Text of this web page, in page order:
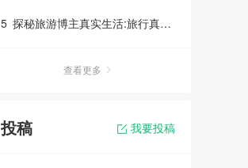
5 探秘旅游博主真实生活:旅行真没太多惊险！
查看更多
投稿 我要投稿